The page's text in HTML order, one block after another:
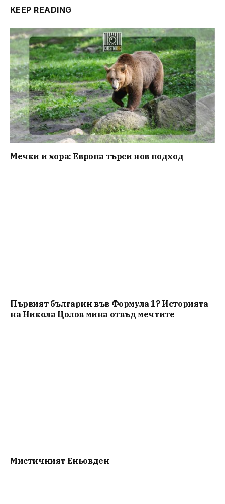
KEEP READING
Мечки и хора: Европа търси нов подход
Първият българин във Формула 1? Историята
на Никола Цолов мина отвъд мечтите
Мистичният Eньовден